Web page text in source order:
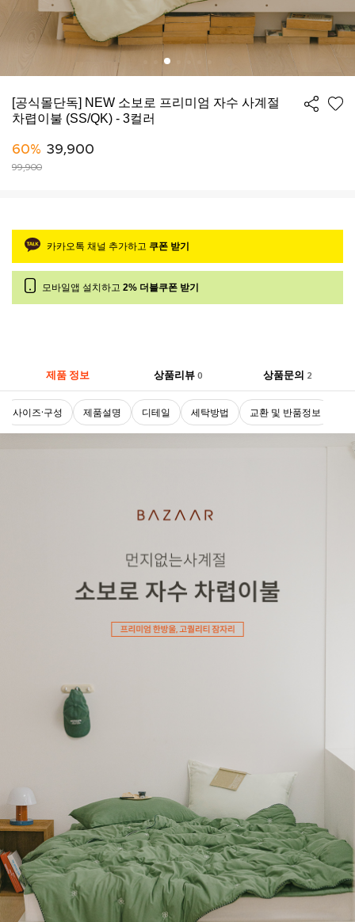
[공식몰단독] NEW 소보로 프리미엄 자수 사계절
차렵이불 (SS/QK) - 3컬러
60% 39,900
99,900
카카오톡 채널 추가하고 쿠폰 받기
모바일앱 설치하고 2% 더블쿠폰 받기
제품 정보 상품리뷰 0 상품문의 2
사이즈·구성 제품설명 디테일 세탁방법 교환 및 반품정보